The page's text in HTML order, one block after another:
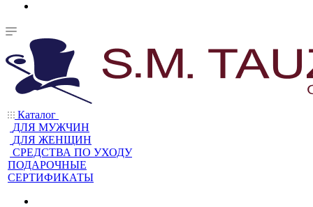
Каталог
ДЛЯ МУЖЧИН
ДЛЯ ЖЕНЩИН
CРЕДСТВА ПО УХОДУ
ПОДАРОЧНЫЕ
СЕРТИФИКАТЫ